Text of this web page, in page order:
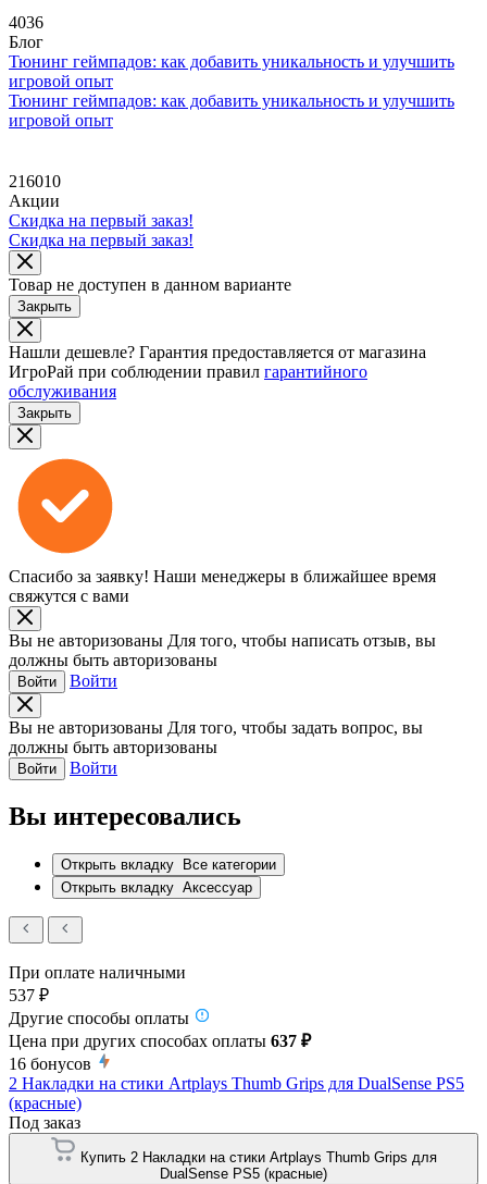
4036
Блог
Тюнинг геймпадов: как добавить уникальность и улучшить
игровой опыт
Тюнинг геймпадов: как добавить уникальность и улучшить
игровой опыт
216010
Акции
Скидка на первый заказ!
Скидка на первый заказ!
Товар не доступен в данном варианте
Закрыть
Нашли дешевле? Гарантия предоставляется от магазина
ИгроРай при соблюдении правил гарантийного
обслуживания
Закрыть
Спасибо за заявку! Наши менеджеры в ближайшее время
свяжутся с вами
Вы не авторизованы Для того, чтобы написать отзыв, вы
должны быть авторизованы
Войти Войти
Вы не авторизованы Для того, чтобы задать вопрос, вы
должны быть авторизованы
Войти Войти
Вы интересовались
Открыть вкладку
Все категории
Открыть вкладку Аксессуар
При оплате наличными
537 ₽
Другие способы оплаты
Цена при других способах оплаты 637 ₽
16 бонусов
2 Накладки на стики Artplays Thumb Grips для DualSense PS5
(красные)
Под заказ
Купить 2 Накладки на стики Artplays Thumb Grips для
DualSense PS5 (красные)